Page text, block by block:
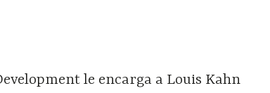
le encarga a Louis Kahn